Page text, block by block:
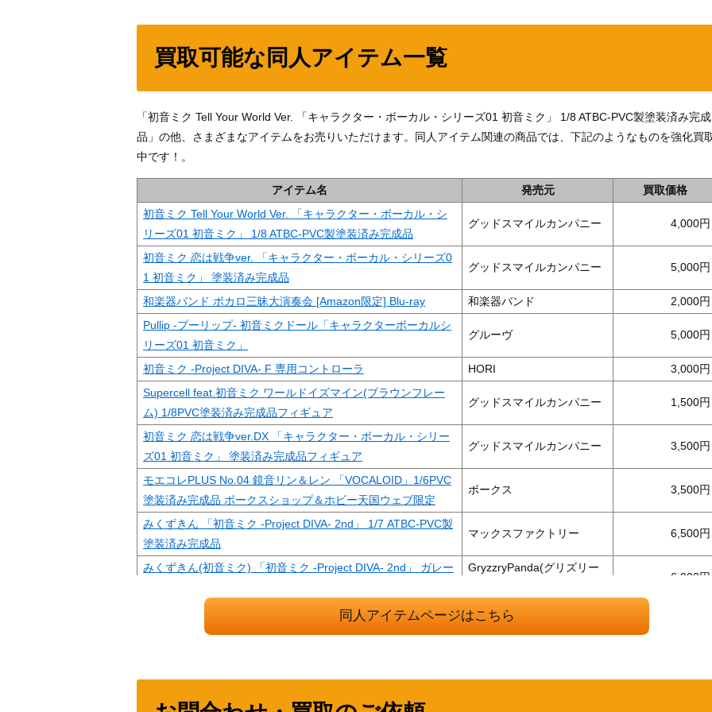
買取可能な同人アイテム一覧
「初音ミク Tell Your World Ver. 「キャラクター・ボーカル・シリーズ01 初音ミク」 1/8 ATBC-PVC製塗装済み完成
品」の他、さまざまなアイテムをお売りいただけます。同人アイテム関連の商品では、下記のようなものを強化買
中です！。
アイテム名 発売元
買取価格
初音ミク Tell Your World Ver. 「キャラクター・ボーカル・シ
リーズ01 初音ミク」 1/8 ATBC-PVC製塗装済み完成品
グッドスマイルカンパニー 4,000
初音ミク 恋は戦争ver. 「キャラクター・ボーカル・シリーズ0
1 初音ミク」 塗装済み完成品
グッドスマイルカンパニー 5,000
和楽器バンド ボカロ三昧大演奏会 [Amazon限定] Blu-ray 和楽器バンド
2,000
Pullip -プーリップ- 初音ミクドール「キャラクターボーカルシ
リーズ01 初音ミク」
グルーヴ 5,000
初音ミク -Project DIVA- F 専用コントローラ HORI
3,000
Supercell feat.初音ミク ワールドイズマイン(ブラウンフレー
ム) 1/8PVC塗装済み完成品フィギュア
グッドスマイルカンパニー 1,500
初音ミク 恋は戦争ver.DX 「キャラクター・ボーカル・シリー
ズ01 初音ミク」 塗装済み完成品フィギュア
グッドスマイルカンパニー 3,500
モエコレPLUS No.04 鏡音リン＆レン 「VOCALOID」1/6PVC
塗装済み完成品 ボークスショップ＆ホビー天国ウェブ限定
ボークス 3,500
みくずきん 「初音ミク -Project DIVA- 2nd」 1/7 ATBC-PVC製
塗装済み完成品
マックスファクトリー 6,500
みくずきん(初音ミク) 「初音ミク -Project DIVA- 2nd」 ガレー
GryzzryPanda(グリズリー
6,000
鏡音鈴＆鏡音錬 「千本桜 feat. 初音ミク」 1/8 PVC製塗装済み
完成品フィギュア
フリーイング
初音ミク仕様 SONY WALKMAN(ソニーウォークマン) NW-S76
同人アイテムページはこちら